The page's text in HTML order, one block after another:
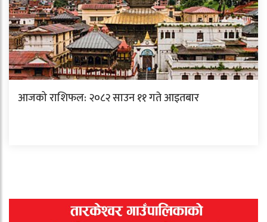
आजको राशिफल: २०८२ साउन ११ गते आइतबार